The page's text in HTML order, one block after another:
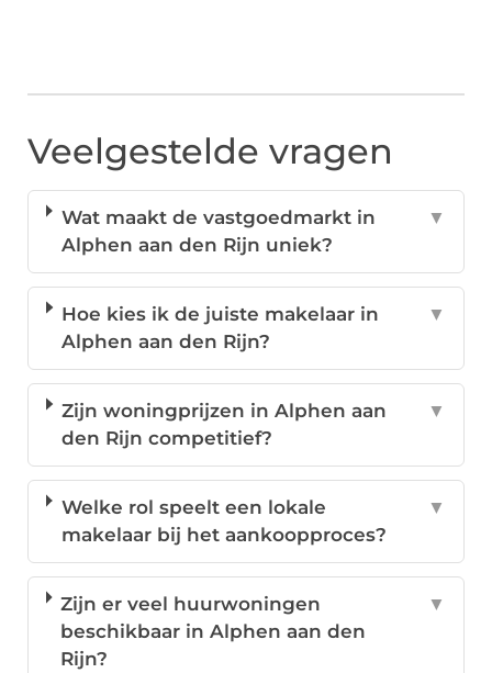
Veelgestelde vragen
Wat maakt de vastgoedmarkt in
Alphen aan den Rijn uniek?
▼
Hoe kies ik de juiste makelaar in
Alphen aan den Rijn?
▼
Zijn woningprijzen in Alphen aan
den Rijn competitief?
▼
Welke rol speelt een lokale
makelaar bij het aankoopproces?
▼
Zijn er veel huurwoningen
beschikbaar in Alphen aan den
Rijn?
▼